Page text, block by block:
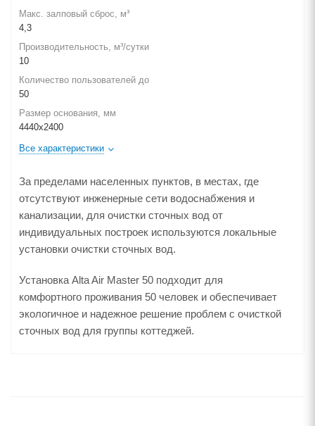
Макс. залповый сброс, м³
4,3
Производительность, м³/сутки
10
Количество пользователей до
50
Размер основания, мм
4440х2400
Все характеристики
За пределами населенных пунктов, в местах, где
отсутствуют инженерные сети водоснабжения и
канализации, для очистки сточных вод от
индивидуальных построек используются локальные
установки очистки сточных вод.
Установка Alta Air Master 50 подходит для
комфортного проживания 50 человек и обеспечивает
экологичное и надежное решение проблем с очисткой
сточных вод для группы коттеджей.